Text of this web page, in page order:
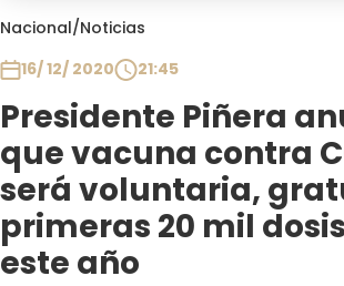
Nacional/Noticias
16/ 12/ 2020
21:45
Presidente Piñera
que vacuna contra
será voluntaria,
primeras 20 mil
este año
Club De La Comedia
Plan Perfecto
El Tiempo
Sabingo
Todos Los Programas